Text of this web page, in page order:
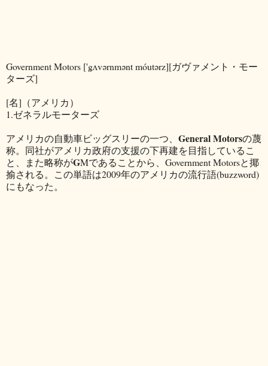
Government Motors ['gʌvərnmənt móutərz][ガヴァメント・モー
ターズ]
[名]（アメリカ）
1.ゼネラルモーターズ
アメリカの自動車ビッグスリーの一つ、 General Motorsの蔑
称。同社がアメリカ政府の支援の下再建を目指しているこ
と、また略称がGMであることから、Government Motorsと揶
揄される。この単語は2009年のアメリカの流行語(buzzword)
にもなった。